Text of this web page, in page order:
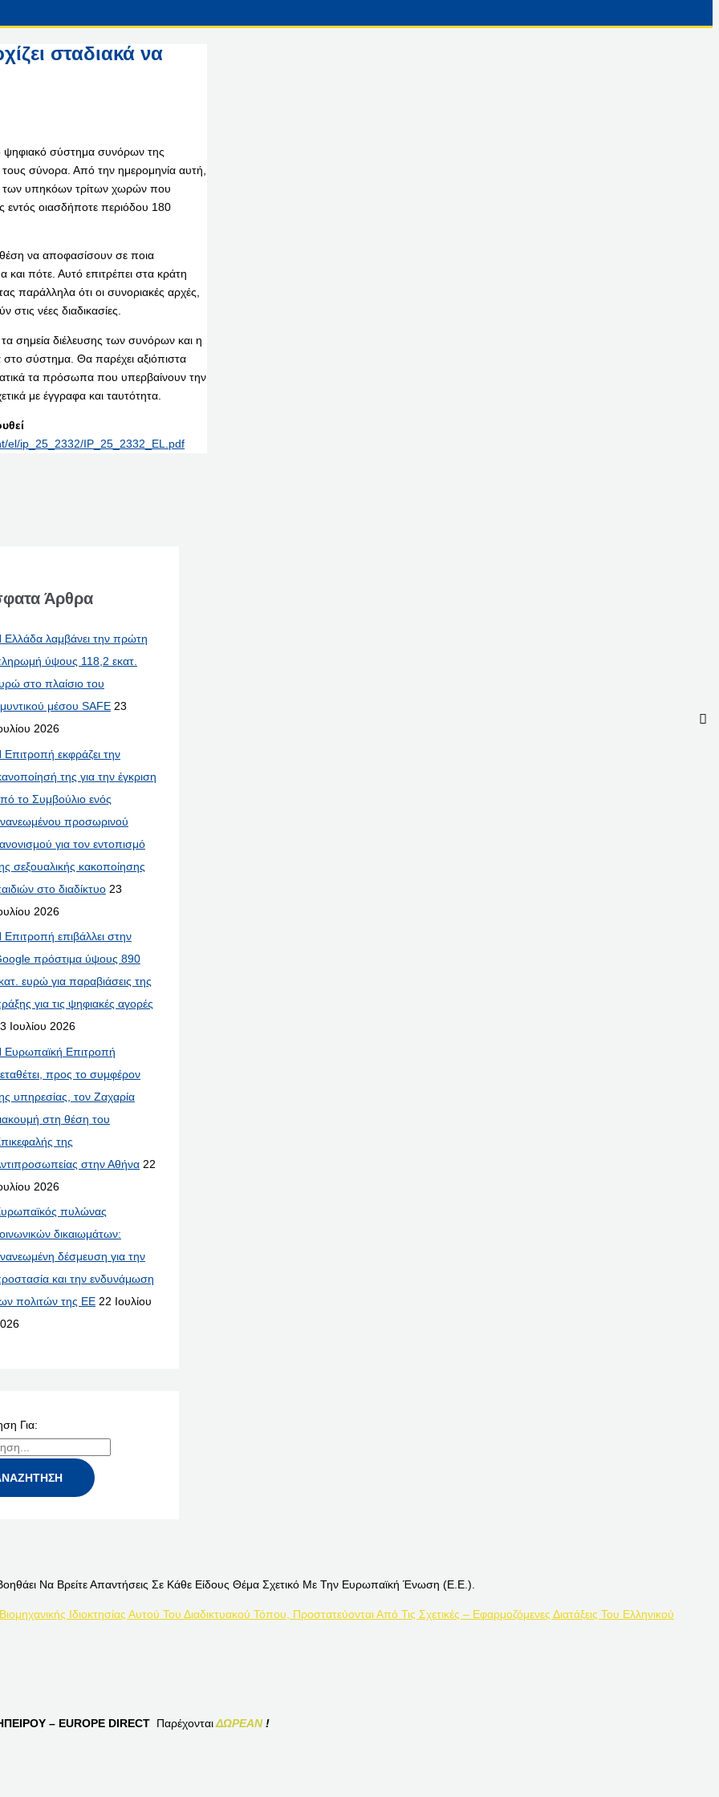
σταδιακά να
ψηφιακό σύστημα συνόρων της
σύνορα. Από την ημερομηνία αυτή,
των υπηκόων τρίτων χωρών που
εντός οιασδήποτε περιόδου 180
θέση να αποφασίσουν σε ποια
πότε. Αυτό επιτρέπει στα κράτη
παράλληλα ότι οι συνοριακές αρχές,
νέες διαδικασίες.
σημεία διέλευσης των συνόρων και η
στο σύστημα. Θα παρέχει αξιόπιστα
τα πρόσωπα που υπερβαίνουν την
με έγγραφα και ταυτότητα.
el/ip_25_2332/IP_25_2332_EL.pdf
Άρθρα
Ελλάδα λαμβάνει την πρώτη
ύψους 118,2 εκατ.
στο πλαίσιο του
μέσου SAFE 23
2026
Επιτροπή εκφράζει την
της για την έγκριση
το Συμβούλιο ενός
προσωρινού
για τον εντοπισμό
σεξουαλικής κακοποίησης
στο διαδίκτυο 23
2026
Επιτροπή επιβάλλει στην
πρόστιμα ύψους 890
ευρώ για παραβιάσεις της
για τις ψηφιακές αγορές
Ιουλίου 2026
Ευρωπαϊκή Επιτροπή
προς το συμφέρον
υπηρεσίας, τον Ζαχαρία
στη θέση του
της
στην Αθήνα 22
2026
πυλώνας
δικαιωμάτων:
δέσμευση για την
και την ενδυνάμωση
πολιτών της ΕΕ 22 Ιουλίου
Για:
Να Βρείτε Απαντήσεις Σε Κάθε Είδους Θέμα Σχετικό Με Την Ευρωπαϊκή Ένωση (Ε.Ε.).
Ιδιοκτησίας Αυτού Του Διαδικτυακού Τόπου, Προστατεύονται Από Τις Σχετικές – Εφαρμοζόμενες Διατάξεις Του Ελληνικού
– EUROPE DIRECT ΠαρέχονταιΔΩΡΕΑΝ!